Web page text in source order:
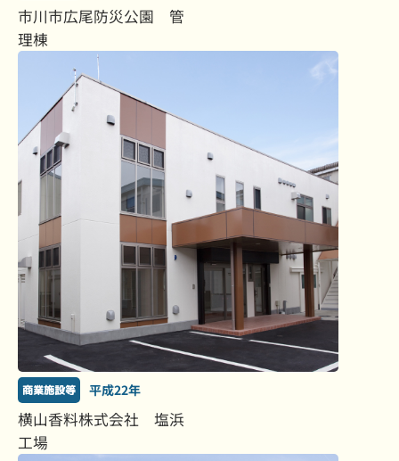
市川市広尾防災公園 管
理棟
商業施設等 平成22年
横山香料株式会社 塩浜
工場